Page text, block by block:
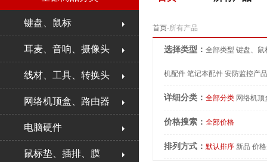
键盘、鼠标
耳麦、音响、摄像头
线材、工具、转换头
网络机顶盒、路由器
电脑硬件
鼠标垫、插排、膜
首页-所有产品
选择类型： 全部类型 键盘、鼠
机配件 笔记本配件 安防监控产品
详细分类： 全部分类 网络机顶
价格搜索： 全部价格
排列方式： 默认排序 新品 价